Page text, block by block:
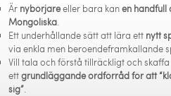
Är nybörjareeller bara kanen handfull
Mongoliska.
Ett underhållande sätt att lära ett nytt
via enkla men beroendeframkallande
Vill tala och förstå tillräckligt och
ettgrundläggande ordförråd för att
sig”.